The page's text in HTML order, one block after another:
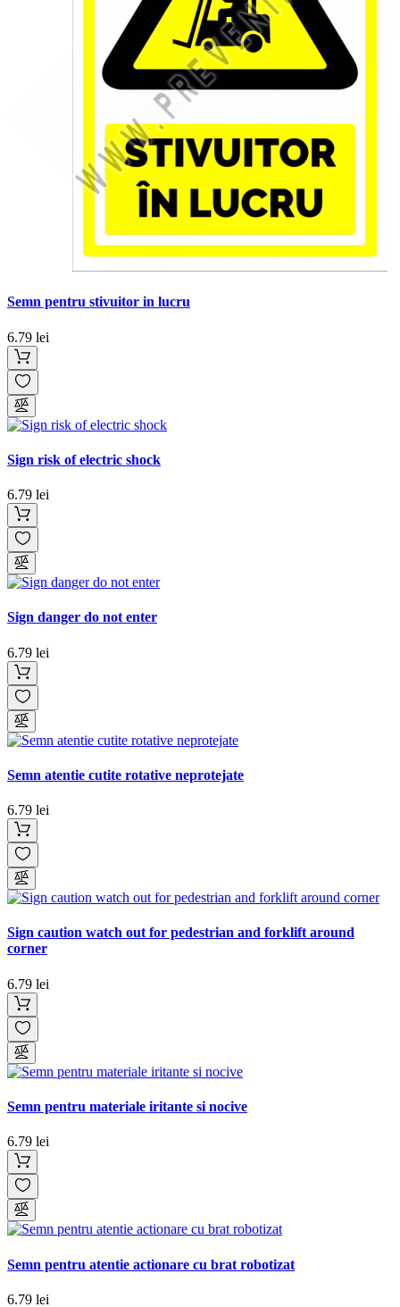
Semn pentru stivuitor in lucru
6.79 lei
Sign risk of electric shock
6.79 lei
Sign danger do not enter
6.79 lei
Semn atentie cutite rotative neprotejate
6.79 lei
Sign caution watch out for pedestrian and forklift around
corner
6.79 lei
Semn pentru materiale iritante si nocive
6.79 lei
Semn pentru atentie actionare cu brat robotizat
6.79 lei